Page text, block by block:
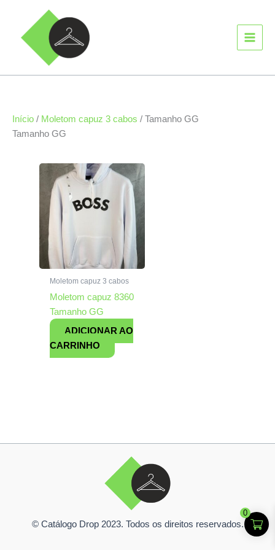
conteúdo
Início / Moletom capuz 3 cabos / Tamanho GG
Tamanho GG
Moletom capuz 3 cabos
Moletom capuz 8360
Tamanho GG
ADICIONAR AO
CARRINHO
© Catálogo Drop 2023. Todos os direitos reservados.
0